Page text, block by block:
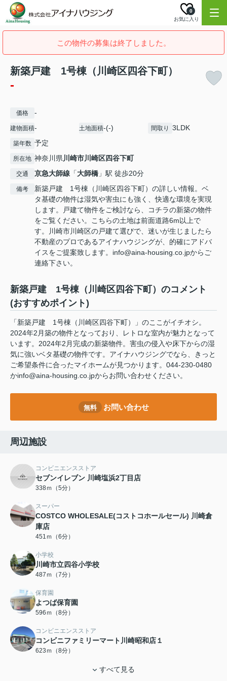
お気に入り
0
この物件の募集は終了しました。
新築戸建 1号棟（川崎区四谷下町）
-
価格 -
建物面積- 土地面積-(-) 間取り 3LDK
築年数 予定
所在地 神奈川県川崎市川崎区四谷下町
交通 京急大師線 「大師橋 」駅 徒歩20分
備考
新築戸建 1号棟（川崎区四谷下町）の詳しい情報。ベ
タ基礎の物件は湿気や害虫にも強く、快適な環境を実現
します。戸建て物件をご検討なら、コチラの新築の物件
をご覧ください。こちらの土地は前面道路6m以上で
す。川崎市川崎区の戸建て選びで、迷いが生じましたら
不動産のプロであるアイナハウジングが、的確にアドバ
イスをご提案致します。info@aina-housing.co.jpからご
連絡下さい。
新築戸建 1号棟（川崎区四谷下町）のコメント
(おすすめポイント)
「新築戸建 1号棟（川崎区四谷下町）」のここがイチオシ。
2024年2月築の物件となっており、レトロな室内が魅力となって
います。2024年2月完成の新築物件。害虫の侵入や床下からの湿
気に強いベタ基礎の物件です。アイナハウジングでなら、きっと
ご希望条件に合ったマイホームが見つかります。044-230-0480
かinfo@aina-housing.co.jpからお問い合わせください。
無料 お問い合わせ
周辺施設
コンビニエンスストア
セブンイレブン 川崎塩浜2丁目店
338ｍ（5分）
スーパー
COSTCO WHOLESALE(コストコホールセール) 川崎倉
庫店
451ｍ（6分）
小学校
川崎市立四谷小学校
487ｍ（7分）
保育園
よつば保育園
596ｍ（8分）
コンビニエンスストア
コンビニファミリーマート川崎昭和店１
623ｍ（8分）
すべて見る